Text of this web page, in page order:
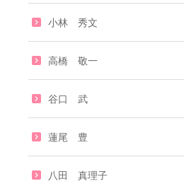
小林 秀文
高橋 敬一
谷口 武
蓮尾 豊
八田 真理子